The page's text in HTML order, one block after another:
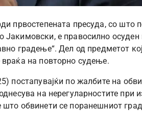
првостепената пресуда, со што
е правосилно осуден
градење“. Дел од предметот
на повторно судење.
постапувајќи по жалбите на
на нерегуларностите при
обвинети се поранешниот